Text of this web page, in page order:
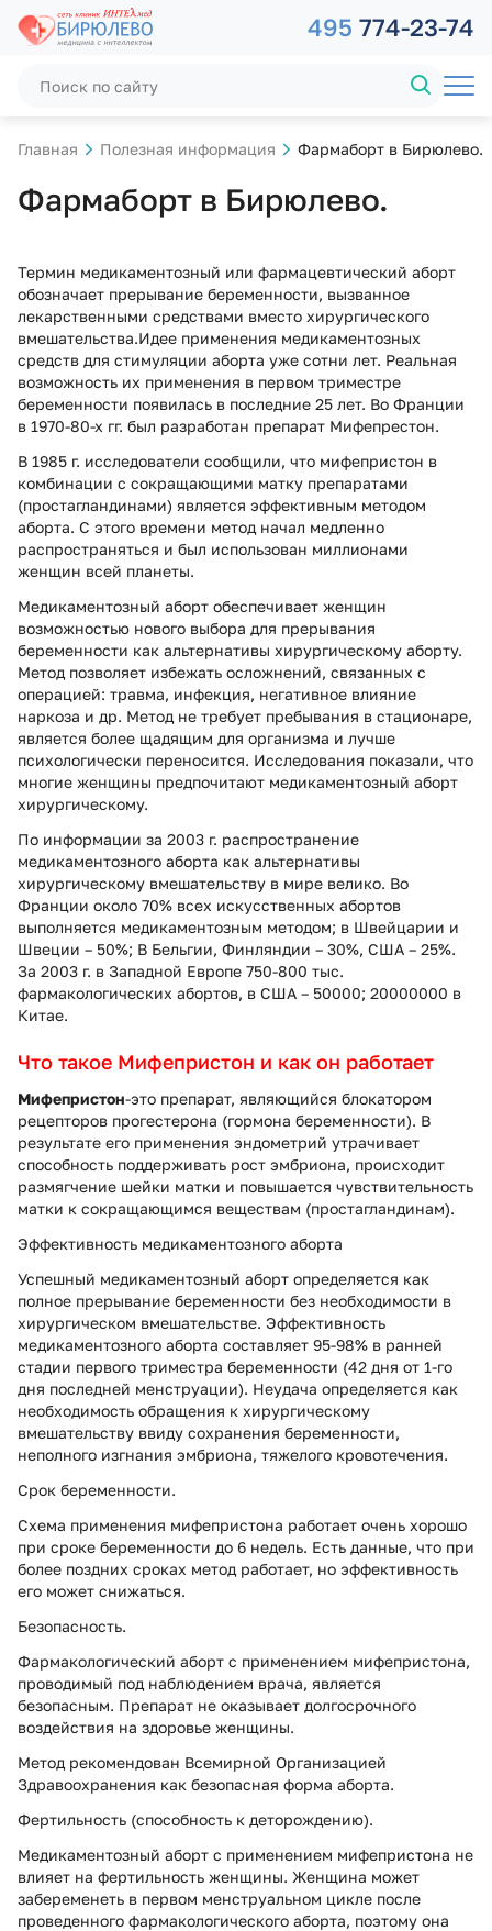
495 774-23-74
Главная Полезная информация Фармаборт в Бирюлево.
Фармаборт в Бирюлево.
Термин медикаментозный или фармацевтический аборт
обозначает прерывание беременности, вызванное
лекарственными средствами вместо хирургического
вмешательства.Идее применения медикаментозных
средств для стимуляции аборта уже сотни лет. Реальная
возможность их применения в первом триместре
беременности появилась в последние 25 лет. Во Франции
в 1970-80-х гг. был разработан препарат Мифепрестон.
В 1985 г. исследователи сообщили, что мифепристон в
комбинации с сокращающими матку препаратами
(простагландинами) является эффективным методом
аборта. С этого времени метод начал медленно
распространяться и был использован миллионами
женщин всей планеты.
Медикаментозный аборт обеспечивает женщин
возможностью нового выбора для прерывания
беременности как альтернативы хирургическому аборту.
Метод позволяет избежать осложнений, связанных с
операцией: травма, инфекция, негативное влияние
наркоза и др. Метод не требует пребывания в стационаре,
является более щадящим для организма и лучше
психологически переносится. Исследования показали, что
многие женщины предпочитают медикаментозный аборт
хирургическому.
По информации за 2003 г. распространение
медикаментозного аборта как альтернативы
хирургическому вмешательству в мире велико. Во
Франции около 70% всех искусственных абортов
выполняется медикаментозным методом; в Швейцарии и
Швеции – 50%; В Бельгии, Финляндии – 30%, США – 25%.
За 2003 г. в Западной Европе 750-800 тыс.
фармакологических абортов, в США – 50000; 20000000 в
Китае.
Что такое Мифепристон и как он работает
Мифепристон-это препарат, являющийся блокатором
рецепторов прогестерона (гормона беременности). В
результате его применения эндометрий утрачивает
способность поддерживать рост эмбриона, происходит
размягчение шейки матки и повышается чувствительность
матки к сокращающимся веществам (простагландинам).
Эффективность медикаментозного аборта
Успешный медикаментозный аборт определяется как
полное прерывание беременности без необходимости в
хирургическом вмешательстве. Эффективность
медикаментозного аборта составляет 95-98% в ранней
стадии первого триместра беременности (42 дня от 1-го
дня последней менструации). Неудача определяется как
необходимость обращения к хирургическому
вмешательству ввиду сохранения беременности,
неполного изгнания эмбриона, тяжелого кровотечения.
Срок беременности.
Схема применения мифепристона работает очень хорошо
при сроке беременности до 6 недель. Есть данные, что при
более поздних сроках метод работает, но эффективность
его может снижаться.
Безопасность.
Фармакологический аборт с применением мифепристона,
проводимый под наблюдением врача, является
безопасным. Препарат не оказывает долгосрочного
воздействия на здоровье женщины.
Метод рекомендован Всемирной Организацией
Здравоохранения как безопасная форма аборта.
Фертильность (способность к деторождению).
Медикаментозный аборт с применением мифепристона не
влияет на фертильность женщины. Женщина может
забеременеть в первом менструальном цикле после
проведенного фармакологического аборта, поэтому она